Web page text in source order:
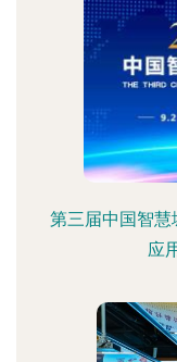
第三届中国智
应